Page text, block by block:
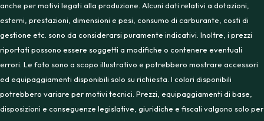
anche per motivi legati alla produzione. Alcuni dati relativi a dotazioni,
esterni, prestazioni, dimensioni e pesi, consumo di carburante, costi di
gestione etc. sono da considerarsi puramente indicativi. Inoltre, i prezzi
riportati possono essere soggetti a modifiche o contenere eventuali
errori. Le foto sono a scopo illustrativo e potrebbero mostrare accessori
ed equipaggiamenti disponibili solo su richiesta. I colori disponibili
potrebbero variare per motivi tecnici. Prezzi, equipaggiamenti di base,
disposizioni e conseguenze legislative, giuridiche e fiscali valgono solo per